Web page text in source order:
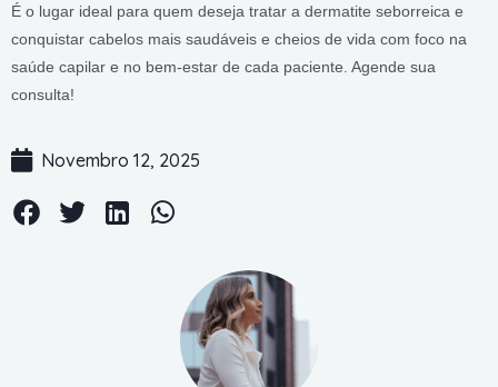
É o lugar ideal para quem deseja tratar a dermatite seborreica e
conquistar cabelos mais saudáveis e cheios de vida com foco na
saúde capilar e no bem-estar de cada paciente. Agende sua
consulta!
Novembro 12, 2025